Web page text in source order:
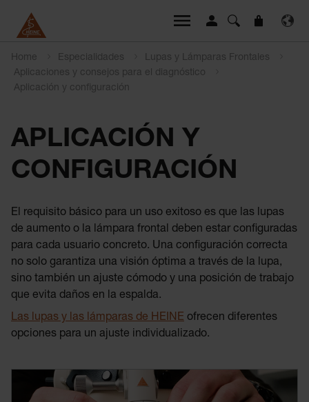
Home Especialidades
Lupas y Lámparas Frontales
Aplicaciones y consejos para el diagnóstico
Aplicación y configuración
APLICACIÓN Y
CONFIGURACIÓN
El requisito básico para un uso exitoso es que las lupas
de aumento o la lámpara frontal deben estar configuradas
para cada usuario concreto. Una configuración correcta
no solo garantiza una visión óptima a través de la lupa,
sino también un ajuste cómodo y una posición de trabajo
que evita daños en la espalda.
Las lupas y las lámparas de HEINE ofrecen diferentes
opciones para un ajuste individualizado.